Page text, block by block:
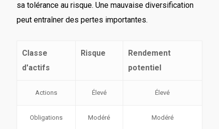
sa tolérance au risque. Une mauvaise diversification
peut entraîner des pertes importantes.
Classe
d'actifs
Risque
Rendement
potentiel
Actions Élevé Élevé
Obligations Modéré Modéré